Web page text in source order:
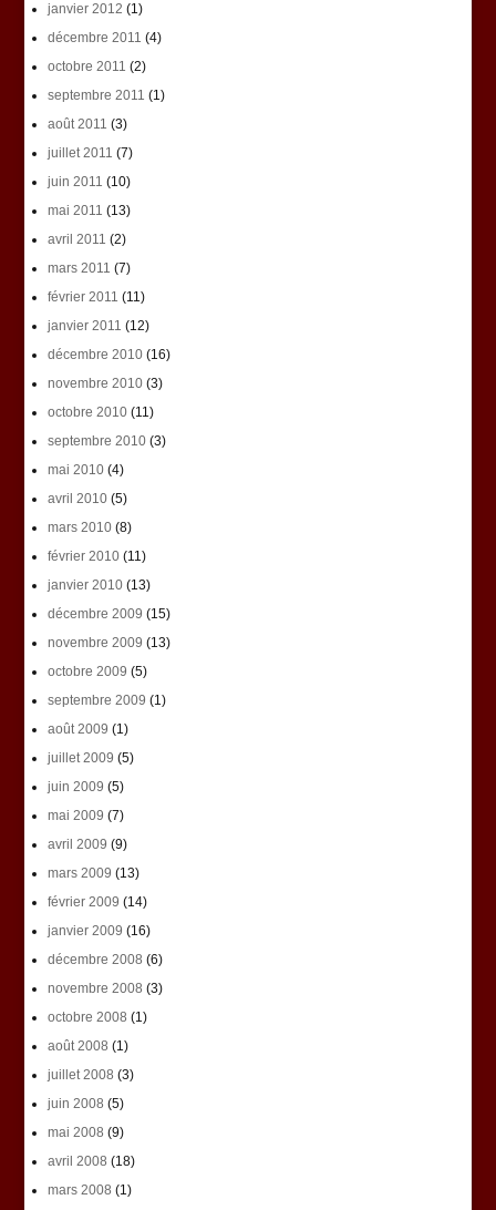
janvier 2012 (1)
décembre 2011 (4)
octobre 2011 (2)
septembre 2011 (1)
août 2011 (3)
juillet 2011 (7)
juin 2011 (10)
mai 2011 (13)
avril 2011 (2)
mars 2011 (7)
février 2011 (11)
janvier 2011 (12)
décembre 2010(16)
novembre 2010(3)
octobre 2010(11)
septembre 2010(3)
mai 2010(4)
avril 2010(5)
mars 2010(8)
février 2010(11)
janvier 2010(13)
décembre 2009 (15)
novembre 2009 (13)
octobre 2009 (5)
septembre 2009 (1)
août 2009 (1)
juillet 2009 (5)
juin 2009 (5)
mai 2009 (7)
avril 2009 (9)
mars 2009 (13)
février 2009 (14)
janvier 2009 (16)
décembre 2008 (6)
novembre 2008 (3)
octobre 2008 (1)
août 2008 (1)
juillet 2008 (3)
juin 2008 (5)
mai 2008 (9)
avril 2008 (18)
mars 2008 (1)